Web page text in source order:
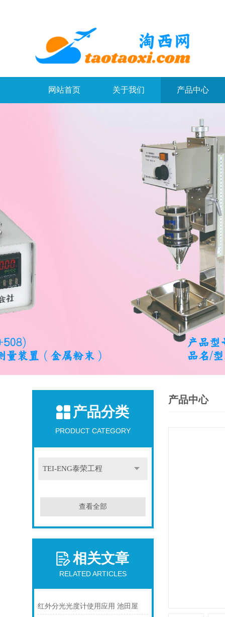
网站首页 关于我们 产品中心
产品分类
PRODUCT CATEGORY
TEI-ENG泰荣工程
查看全部
相关文章
RELATED ARTICLES
红外分光光度计使用应用 池田屋
产品中心